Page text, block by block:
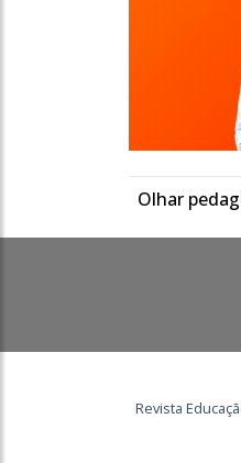
Olhar
Revista